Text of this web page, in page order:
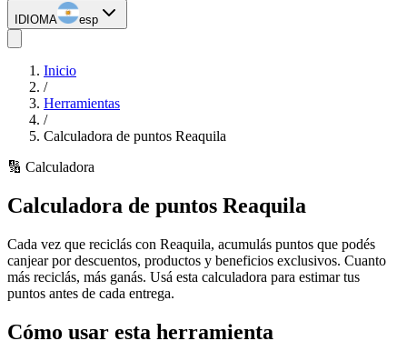
IDIOMA esp
Inicio
/
Herramientas
/
Calculadora de puntos Reaquila
🔢 Calculadora
Calculadora de puntos Reaquila
Cada vez que reciclás con Reaquila, acumulás puntos que podés
canjear por descuentos, productos y beneficios exclusivos. Cuanto
más reciclás, más ganás. Usá esta calculadora para estimar tus
puntos antes de cada entrega.
Cómo usar esta herramienta